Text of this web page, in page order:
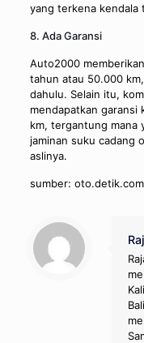
yang terkena kendala
8. Ada Garansi
Auto2000
tahun atau 50.000
dahulu. Selain itu,
mendapatkan garansi
km, tergantung mana
jaminan suku cadang
aslinya.
sumber: oto.detik.com